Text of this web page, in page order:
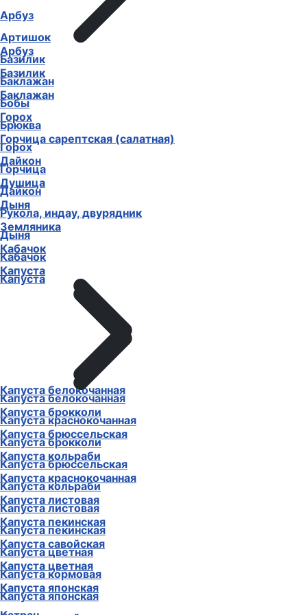
Арбуз
Базилик
Баклажан
Горох
Горчица сарептская (салатная)
Дайкон
Душица
Дыня
Земляника
Кабачок
Капуста
Капуста белокочанная
Капуста брокколи
Капуста брюссельская
Капуста кольраби
Капуста краснокочанная
Капуста листовая
Капуста пекинская
Капуста савойская
Капуста цветная
Капуста японская
Арбуз
Артишок
Базилик
Баклажан
Бобы
Брюква
Горох
Горчица
Дайкон
Рукола, индау, двурядник
Дыня
Кабачок
Капуста
Капуста белокочанная
Капуста краснокочанная
Капуста брокколи
Капуста брюссельская
Капуста кольраби
Капуста листовая
Капуста пекинская
Капуста цветная
Капуста кормовая
Капуста японская